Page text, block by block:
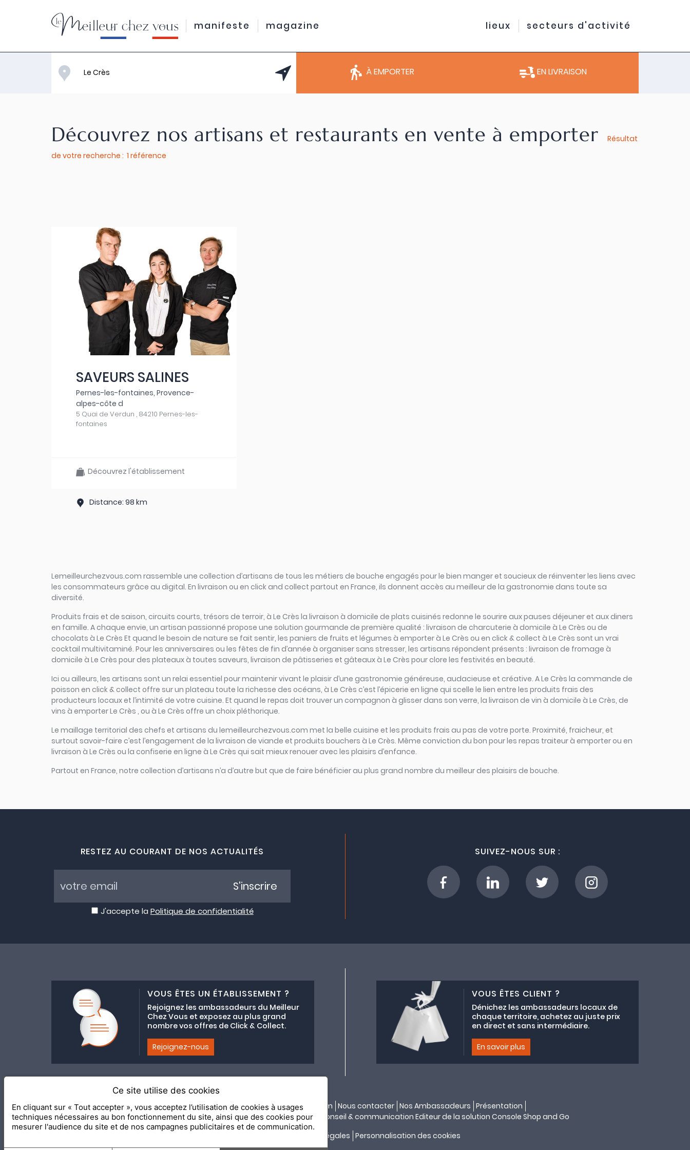
manifeste magazine lieux secteurs d'activité
À EMPORTER EN LIVRAISON
Découvrez nos artisans et restaurants en vente à emporter
Résultat
de votre recherche : 1 référence
SAVEURS SALINES
Pernes-les-fontaines, Provence-
alpes-côte d
5 Quai de Verdun , 84210 Pernes-les-
fontaines
Découvrez l'établissement
Distance: 98 km
Lemeilleurchezvous.com rassemble une collection d’artisans de tous les métiers de bouche engagés pour le bien manger et soucieux de réinventer les liens avec
les consommateurs grâce au digital. En livraison ou en click and collect partout en France, ils donnent accès au meilleur de la gastronomie dans toute sa
diversité.
Produits frais et de saison, circuits courts, trésors de terroir, à Le Crès la livraison à domicile de plats cuisinés redonne le sourire aux pauses déjeuner et aux diners
en famille. A chaque envie, un artisan passionné propose une solution gourmande de première qualité : livraison de charcuterie à domicile à Le Crès ou de
chocolats à Le Crès Et quand le besoin de nature se fait sentir, les paniers de fruits et légumes à emporter à Le Crès ou en click & collect à Le Crès sont un vrai
cocktail multivitaminé. Pour les anniversaires ou les fêtes de fin d’année à organiser sans stresser, les artisans répondent présents : livraison de fromage à
domicile à Le Crès pour des plateaux à toutes saveurs, livraison de pâtisseries et gâteaux à Le Crès pour clore les festivités en beauté.
Ici ou ailleurs, les artisans sont un relai essentiel pour maintenir vivant le plaisir d’une gastronomie généreuse, audacieuse et créative. A Le Crès la commande de
poisson en click & collect offre sur un plateau toute la richesse des océans, à Le Crès c’est l’épicerie en ligne qui scelle le lien entre les produits frais des
producteurs locaux et l’intimité de votre cuisine. Et quand le repas doit trouver un compagnon à glisser dans son verre, la livraison de vin à domicile à Le Crès, de
vins à emporter Le Crès , ou à Le Crès offre un choix pléthorique.
Le maillage territorial des chefs et artisans du lemeilleurchezvous.com met la belle cuisine et les produits frais au pas de votre porte. Proximité, fraicheur, et
surtout savoir-faire c’est l’engagement de la livraison de viande et produits bouchers à Le Crès. Même conviction du bon pour les repas traiteur à emporter ou en
livraison à Le Crès ou la confiserie en ligne à Le Crès qui sait mieux renouer avec les plaisirs d’enfance.
Partout en France, notre collection d’artisans n’a d’autre but que de faire bénéficier au plus grand nombre du meilleur des plaisirs de bouche.
RESTEZ AU COURANT DE NOS ACTUALITÉS
J'accepte la Politique de confidentialité
S'inscrire
SUIVEZ-NOUS SUR :
VOUS ÊTES UN ÉTABLISSEMENT ?
Rejoignez les ambassadeurs du Meilleur
Chez Vous et exposez au plus grand
nombre vos offres de Click & Collect.
Rejoignez-nous
VOUS ÊTES CLIENT ?
Dénichez les ambassadeurs locaux de
chaque territoire, achetez au juste prix
en direct et sans intermédiaire.
En savoir plus
Adhésion au collectif lemeilleurchezvous.com Nous contacter Nos Ambassadeurs Présentation
2020 Le Meilleur Chez Vous, édité parAPI & YOU| Agence conseil & communication Editeur de la solution Console Shop and Go
Mentions légales Personnalisation des cookies
Ce site utilise des cookies
En cliquant sur « Tout accepter », vous acceptez l’utilisation de cookies à usages
techniques nécessaires au bon fonctionnement du site, ainsi que des cookies pour
mesurer l'audience du site et de nos campagnes publicitaires et de communication.